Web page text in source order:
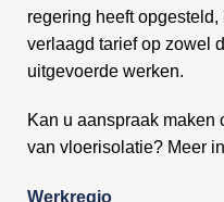
regering heeft
verlaagd tarief op zowel
uitgevoerde werken.
Kan u aanspraak maken
van vloerisolatie? Meer
Werkregio